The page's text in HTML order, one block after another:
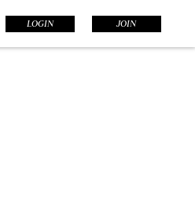
LOGIN JOIN